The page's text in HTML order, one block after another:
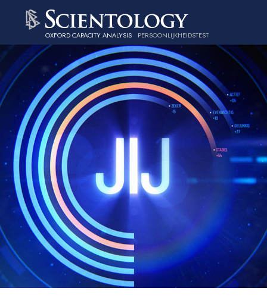
OXFORD CAPACITY ANALYSIS PERSOONLIJKHEIDSTEST